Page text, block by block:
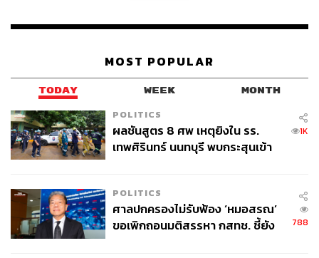
MOST POPULAR
TODAY WEEK MONTH
POLITICS
ผลชันสูตร 8 ศพ เหตุยิงใน รร.
เทพศิรินทร์ นนทบุรี พบกระสุนเข้า
1K
POLITICS
ศาลปกครองไม่รับฟ้อง ‘หมอสรณ’
ขอเพิกถอนมติสรรหา กสทช. ชี้ยัง
788